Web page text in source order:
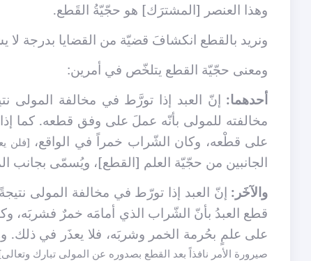
وهذا العنصر [المشترَك] هو حجّيّةُ القَطع.
ونريد بالقطع انكشافَ قضيّة من القضايا بدرجة لا
ومعنى حجّيّة القطع يتلخّص في أمرين:
أحدهما: إنّ العبد إذا تورَّط في مخالفة المولى
مخالفته للمولى بأنّه عملَ على وفق قطعه. كما
على قطْعه، وكان الشّراب خمراً في الواقع، [فلن
الجانبين من حجّيّة العلم [القطع]، ويُسمّى بجانب
والآخَر: إنّ العبد إذا تورّط في مخالفة المولى
قطع العبدُ بأنّ الشّراب الذي أمامَه خمرٌ فشربَه،
على علمٍ بحُرمة الخمر وشربَه، فلا يعذَر في ذلك.
صيرورة الأمر نافذاً بعد القطع بصدوره عن المولى تبارك